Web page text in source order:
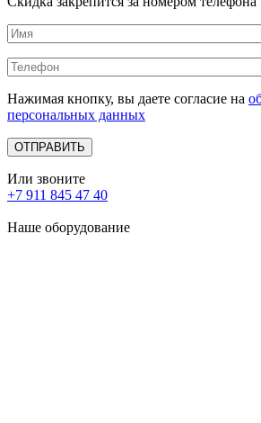
Нажимая кнопку, вы даете согласие на
персональных данных
Или звоните
+7 911 845 47 40
Наше оборудование